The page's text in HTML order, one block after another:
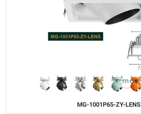
MG-1001P65-ZY-LENS